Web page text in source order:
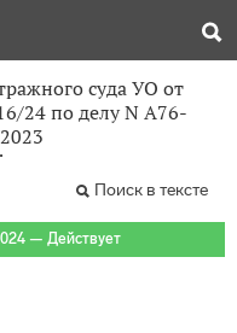
суда УО от
24 по делу N А76-
Поиск в тексте
— Действует